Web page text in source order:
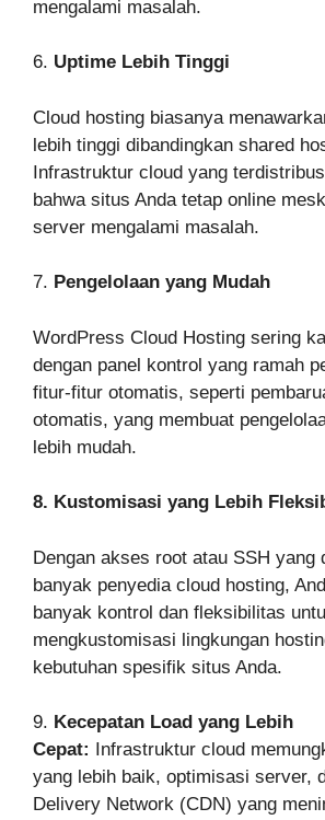
mengalami masalah.
6. Uptime Lebih Tinggi
Cloud hosting biasanya
lebih tinggi dibandingkan shared
Infrastruktur cloud yang
bahwa situs Anda tetap online
server mengalami masalah.
7. Pengelolaan yang Mudah
WordPress Cloud Hosting sering
dengan panel kontrol yang ramah
fitur-fitur otomatis, seperti
otomatis, yang membuat
lebih mudah.
8. Kustomisasi yang Lebih
Dengan akses root atau SSH yang
banyak penyedia cloud hosting,
banyak kontrol dan fleksibilitas
mengkustomisasi lingkungan
kebutuhan spesifik situs Anda.
9. Kecepatan Load yang Lebih
Cepat: Infrastruktur cloud
yang lebih baik, optimisasi server,
Delivery Network (CDN) yang